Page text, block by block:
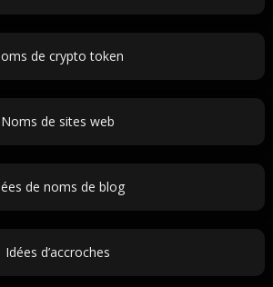
de crypto token
Noms de sites web
de noms de blog
Idées d’accroches